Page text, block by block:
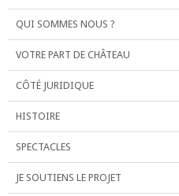
QUI SOMMES NOUS ?
VOTRE PART DE CHÂTEAU
CÔTÉ JURIDIQUE
HISTOIRE
SPECTACLES
JE SOUTIENS LE PROJET